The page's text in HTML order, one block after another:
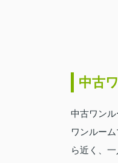
中古
中古ワン
ワンルー
ら近く、